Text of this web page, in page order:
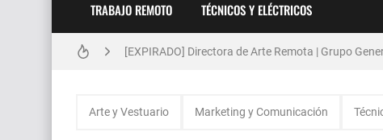
TRABAJO REMOTO TÉCNICOS Y ELÉCTRICOS
Técnicas de Organización del Día Laboral
[EXPIRADO] Directora de Arte Remota | Grupo
Arte y Vestuario Marketing y Comunicación